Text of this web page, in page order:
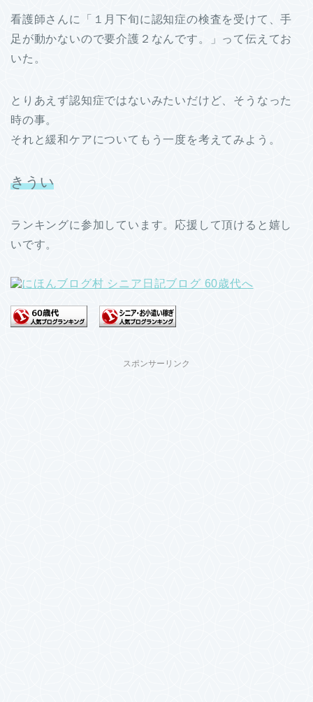
看護師さんに「１月下旬に認知症の検査を受けて、手
足が動かないので要介護２なんです。」って伝えてお
いた。
とりあえず認知症ではないみたいだけど、そうなった
時の事。
それと緩和ケアについてもう一度を考えてみよう。
きうい
ランキングに参加しています。応援して頂けると嬉し
いです。
スポンサーリンク